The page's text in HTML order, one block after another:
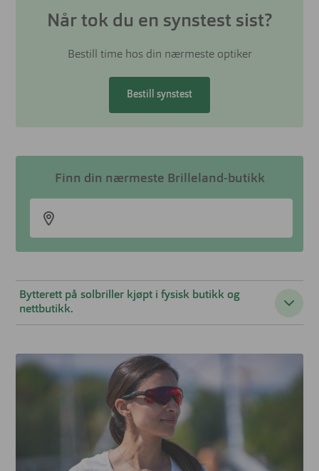
Når tok du en synstest sist?
Bestill time hos din nærmeste optiker
Bestill synstest
Finn din nærmeste Brilleland-butikk
Bytterett på solbriller kjøpt i fysisk butikk og
nettbutikk.